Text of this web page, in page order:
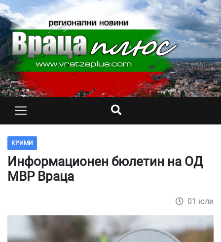
КРИМИ
Информационен бюлетин на ОД
МВР Враца
01 юли